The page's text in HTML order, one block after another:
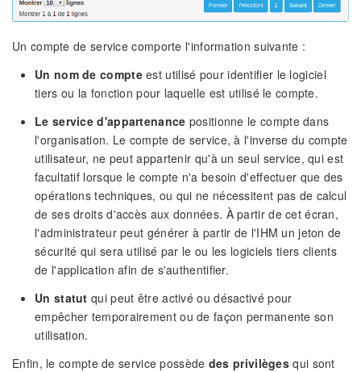
Un compte de service comporte l'information suivante :
Un nom de compteest utilisé pour identifier le logiciel
tiers ou la fonction pour laquelle est utilisé le compte.
Le service d'appartenance positionne le compte dans
l'organisation. Le compte de service, à l'inverse du compte
utilisateur, ne peut appartenir qu'à un seul service, qui est
facultatif lorsque le compte n'a besoin d'effectuer que des
opérations techniques, ou qui ne nécessitent pas de calcul
de ses droits d'accès aux données. À partir de cet écran,
l'administrateur peut générer à partir de l'IHM un jeton de
sécurité qui sera utilisé par le ou les logiciels tiers clients
de l'application afin de s'authentifier.
Un statut qui peut être activé ou désactivé pour
empêcher temporairement ou de façon permanente son
utilisation.
Enfin, le compte de service possède des privilèges qui sont